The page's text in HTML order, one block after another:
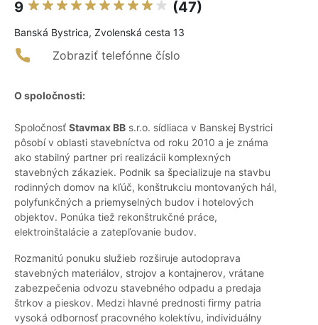
9 (47)
Banská Bystrica, Zvolenská cesta 13
Zobraziť telefónne číslo
O spoločnosti:
Spoločnosť Stavmax BB s.r.o. sídliaca v Banskej Bystrici
pôsobí v oblasti stavebníctva od roku 2010 a je známa
ako stabilný partner pri realizácii komplexných
stavebných zákaziek. Podnik sa špecializuje na stavbu
rodinných domov na kľúč, konštrukciu montovaných hál,
polyfunkčných a priemyselných budov i hotelových
objektov. Ponúka tiež rekonštrukčné práce,
elektroinštalácie a zatepľovanie budov.
Rozmanitú ponuku služieb rozširuje autodoprava
stavebných materiálov, strojov a kontajnerov, vrátane
zabezpečenia odvozu stavebného odpadu a predaja
štrkov a pieskov. Medzi hlavné prednosti firmy patria
vysoká odbornosť pracovného kolektívu, individuálny